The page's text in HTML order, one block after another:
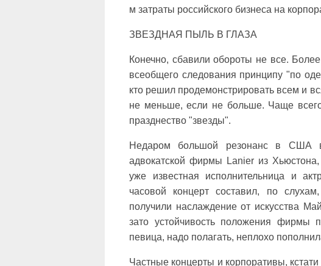
м затраты российского бизнеса на
ЗВЕЗДНАЯ ПЫЛЬ В ГЛАЗА
Конечно, сбавили обороты не все.
всеобщего следования принципу "по
кто решил продемонстрировать всем и
не меньше, если не больше. Чаще
празднество "звезды".
Недаром большой резонанс в США
адвокатской фирмы Lanier из
уже известная исполнительница и
часовой концерт составил, по
получили наслаждение от искусства
зато устойчивость положения фирмы
певица, надо полагать, неплохо
Частные концерты и корпоративы,